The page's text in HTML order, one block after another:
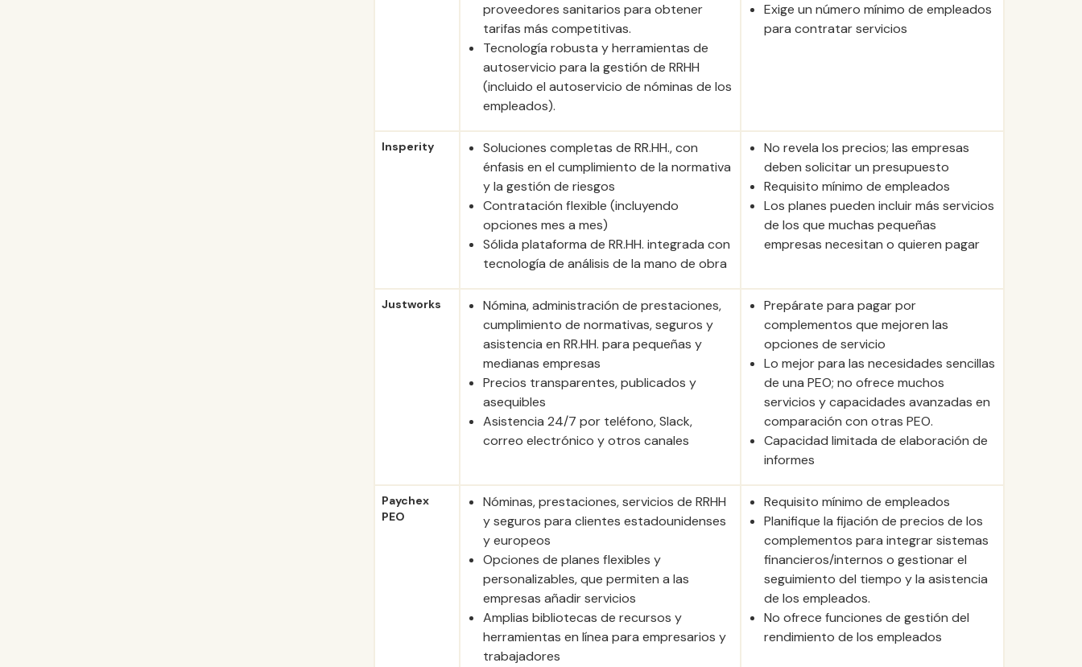
proveedores sanitarios para obtener
tarifas más competitivas.
Tecnología robusta y herramientas de
autoservicio para la gestión de RRHH
(incluido el autoservicio de nóminas de los
empleados).
Exige un número mínimo de empleados
para contratar servicios
Insperity
Soluciones completas de RR.HH., con
énfasis en el cumplimiento de la normativa
y la gestión de riesgos
Contratación flexible (incluyendo
opciones mes a mes)
Sólida plataforma de RR.HH. integrada con
tecnología de análisis de la mano de obra
No revela los precios; las empresas
deben solicitar un presupuesto
Requisito mínimo de empleados
Los planes pueden incluir más servicios
de los que muchas pequeñas
empresas necesitan o quieren pagar
Justworks
Nómina, administración de prestaciones,
cumplimiento de normativas, seguros y
asistencia en RR.HH. para pequeñas y
medianas empresas
Precios transparentes, publicados y
asequibles
Asistencia 24/7 por teléfono, Slack,
correo electrónico y otros canales
Prepárate para pagar por
complementos que mejoren las
opciones de servicio
Lo mejor para las necesidades sencillas
de una PEO; no ofrece muchos
servicios y capacidades avanzadas en
comparación con otras PEO.
Capacidad limitada de elaboración de
informes
Paychex
PEO
Nóminas, prestaciones, servicios de RRHH
y seguros para clientes estadounidenses
y europeos
Opciones de planes flexibles y
personalizables, que permiten a las
empresas añadir servicios
Amplias bibliotecas de recursos y
herramientas en línea para empresarios y
trabajadores
Requisito mínimo de empleados
Planifique la fijación de precios de los
complementos para integrar sistemas
financieros/internos o gestionar el
seguimiento del tiempo y la asistencia
de los empleados.
No ofrece funciones de gestión del
rendimiento de los empleados